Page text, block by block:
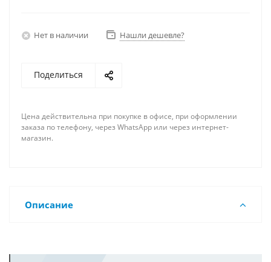
Нет в наличии Нашли дешевле?
Поделиться
Цена действительна при покупке в офисе, при оформлении
заказа по телефону, через WhatsApp или через интернет-
магазин.
Описание